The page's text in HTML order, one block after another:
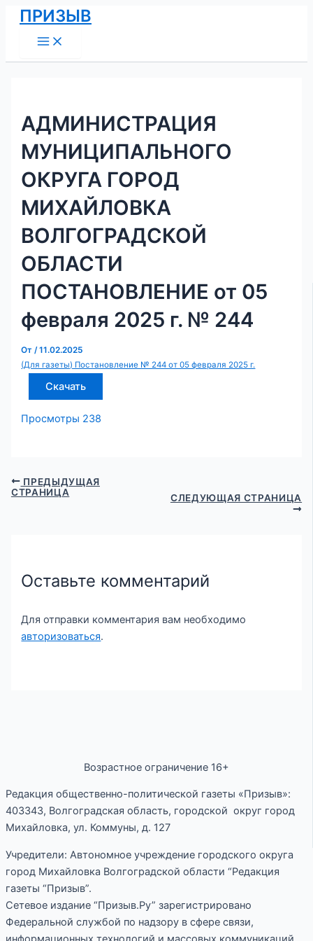
Перейти
содержимому
ПРИЗЫВ
Menu
АДМИНИСТРАЦИЯ
МУНИЦИПАЛЬНОГО
ОКРУГА ГОРОД
МИХАЙЛОВКА
ВОЛГОГРАДСКОЙ
ОБЛАСТИ
ПОСТАНОВЛЕНИЕ от 05
февраля 2025 г. № 244
От/11.02.2025
(Для газеты) Постановление № 244 от 05 февраля 2025 г.
Скачать
Просмотры 238
Навигация
по
записям
ПРЕДЫДУЩАЯ
СТРАНИЦА
СЛЕДУЮЩАЯ СТРАНИЦА
Оставьте комментарий
Для отправки комментария вам необходимо
авторизоваться.
Возрастное ограничение 16+
Редакция общественно-политической газеты «Призыв»:
403343, Волгоградская область, городской округ город
Михайловка, ул. Коммуны, д. 127
Учредители: Автономное учреждение городского округа
город Михайловка Волгоградской области “Редакция
газеты “Призыв”.
Сетевое издание “Призыв.Ру” зарегистрировано
Федеральной службой по надзору в сфере связи,